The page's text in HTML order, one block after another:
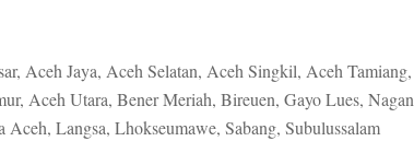
Aceh Jaya, Aceh Selatan, Aceh Singkil, Aceh Tamiang,
Aceh Utara, Bener Meriah, Bireuen, Gayo Lues, Nagan
Langsa, Lhokseumawe, Sabang, Subulussalam